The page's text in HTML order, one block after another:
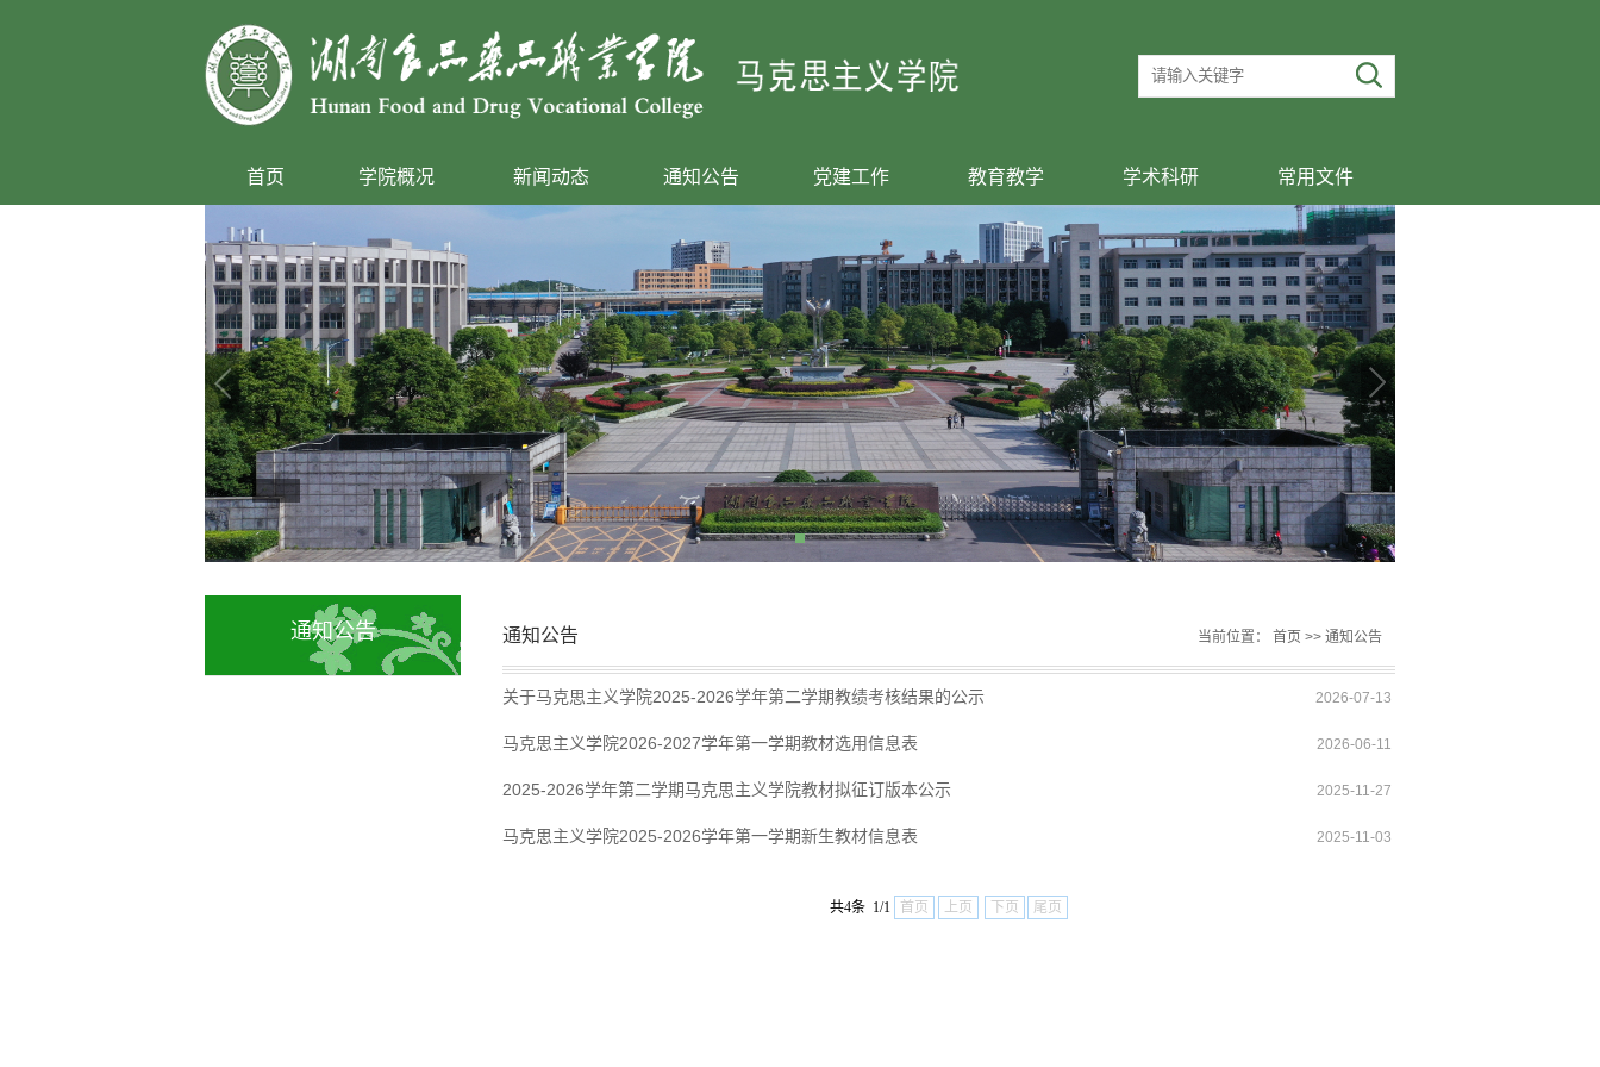
首页 学院概况 新闻动态 通知公告 党建工作 教育教学 学术科研 常用文件
通知公告 通知公告 当前位置： 首页 >> 通知公告
关于马克思主义学院2025-2026学年第二学期教绩考核结果的​公示 2026-07-13
马克思主义学院2026-2027学年第一学期教材选用信息表 2026-06-11
2025-2026学年第二学期马克思主义学院教材拟征订版本公示 2025-11-27
马克思主义学院2025-2026学年第一学期新生教材信息表 2025-11-03
共4条 1/1 首页 上页 下页 尾页